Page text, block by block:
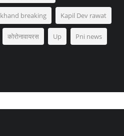
breaking Kapil Dev rawat
कोरोनावायरस Up Pni news